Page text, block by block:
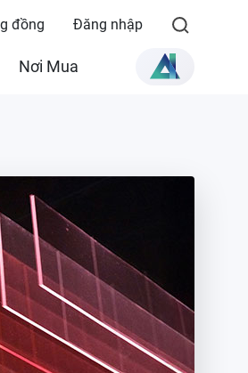
đồng Đăng nhập
Nơi Mua